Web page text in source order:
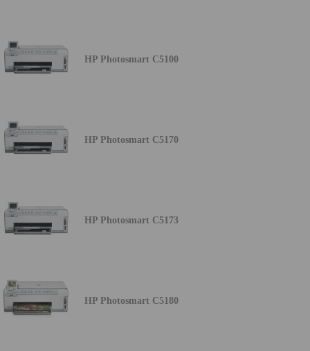
HP Photosmart C5100
HP Photosmart C5170
HP Photosmart C5173
HP Photosmart C5180